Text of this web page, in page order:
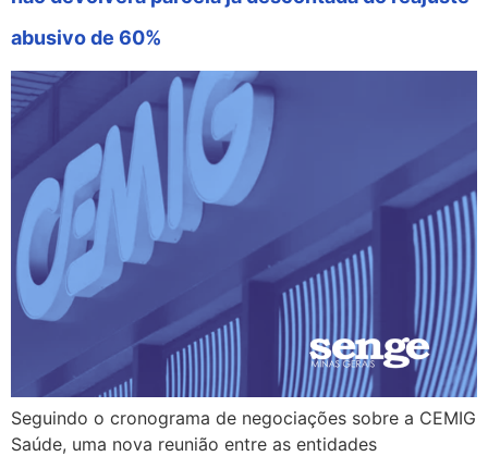
abusivo de 60%
Seguindo o cronograma de negociações sobre a CEMIG
Saúde, uma nova reunião entre as entidades